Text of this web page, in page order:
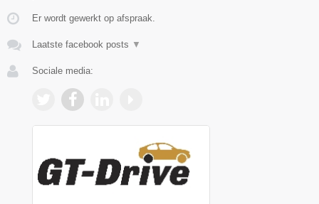
Er wordt gewerkt op afspraak.
Laatste facebook posts ▼
Sociale media: